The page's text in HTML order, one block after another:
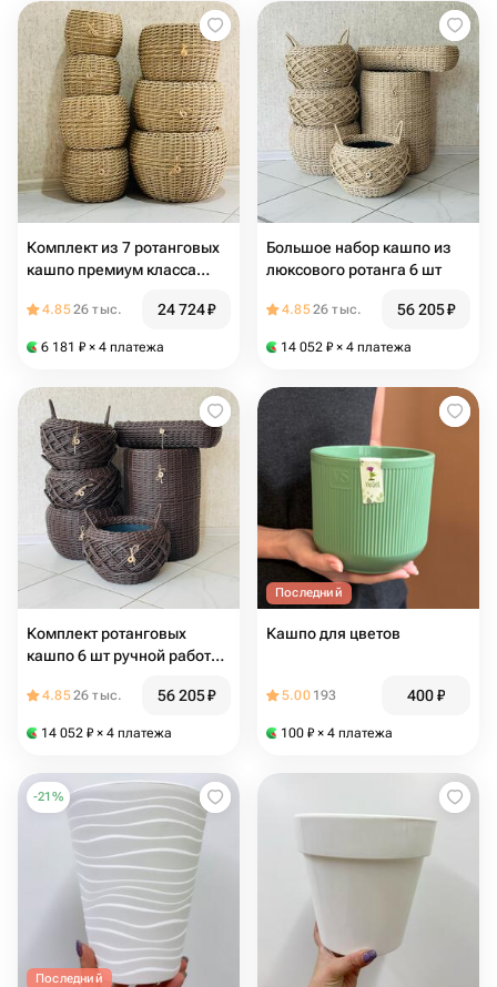
Комплект из 7 ротанговых
кашпо премиум класса
дачи
4.8526 тыс. 24 724₽
6 181 ₽ × 4 платежа
Большое набор кашпо из
люксового ротанга 6 шт
4.8526 тыс. 56 205₽
14 052 ₽ × 4 платежа
Комплект ротанговых
кашпо 6 шт ручной работы
4.8526 тыс. 56 205₽
14 052 ₽ × 4 платежа
Последний
Кашпо для цветов
5.00 193 400₽
100 ₽ × 4 платежа
-21 %
Последний